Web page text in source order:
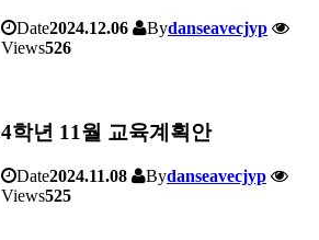
Date2024.12.06 Bydanseavecjyp
Views526
4학년 11월 교육계획안
Date2024.11.08 Bydanseavecjyp
Views525